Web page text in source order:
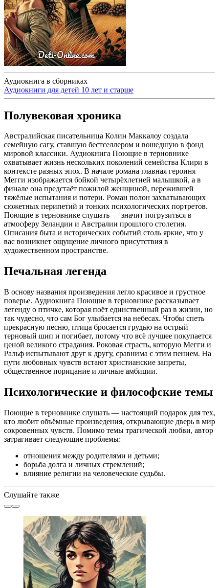
Аудиокнига в сборниках
Аудиокниги для детей 10 лет и старше
Полувековая хроника
Австралийская писательница Колин Маккалоу создала
семейную сагу, ставшую бестселлером и вошедшую в фонд
мировой классики. Аудиокнига Поющие в терновнике
охватывает жизнь нескольких поколений семейства Клири в
контексте разных эпох. В начале романа главная героиня
Мегги изображается бойкой четырёхлетней малышкой, а в
финале она предстаёт пожилой женщиной, пережившей
тяжёлые испытания и потери. Роман полон захватывающих
сюжетных перипетий и тонких психологических портретов.
Поющие в терновнике слушать — значит погрузиться в
атмосферу Зеландии и Австралии прошлого столетия.
Описания быта и исторических событий столь яркие, что у
вас возникнет ощущение личного присутствия в
художественном пространстве.
Печальная легенда
В основу названия произведения легло красивое и грустное
поверье. Аудиокнига Поющие в терновнике рассказывает
легенду о птичке, которая поёт единственный раз в жизни, но
так чудесно, что сам Бог улыбается на небесах. Чтобы спеть
прекрасную песню, птица бросается грудью на острый
терновый шип и погибает, потому что всё лучшее покупается
ценой великого страдания. Роковая страсть, которую Мегги и
Ральф испытывают друг к другу, сравнима с этим пением. На
пути любовных чувств встают христианские запреты,
общественное порицание и личные амбиции.
Психологические и философские темы
Поющие в терновнике слушать — настоящий подарок для тех,
кто любит объёмные произведения, открывающие дверь в мир
сокровенных чувств. Помимо темы трагической любви, автор
затрагивает следующие проблемы:
отношения между родителями и детьми;
борьба долга и личных стремлений;
влияние религии на человеческие судьбы.
Слушайте также